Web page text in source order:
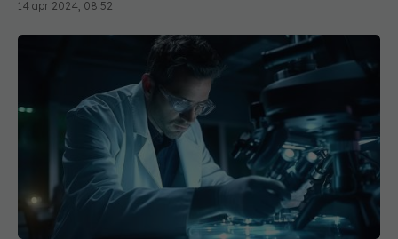
ochii noștri. Sunt riscuri foarte mari
14 apr 2024, 08:52